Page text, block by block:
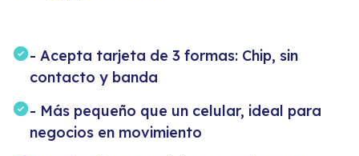
- Acepta tarjeta de 3 formas: Chip, sin
contacto y banda
- Más pequeño que un celular, ideal para
negocios en movimiento